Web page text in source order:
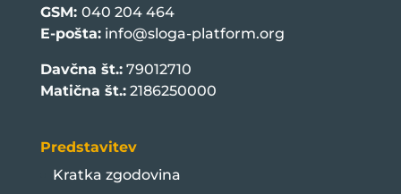
GSM: 040 204 464
E-pošta: info@sloga-platform.org
Davčna št.:79012710
Matična št.:2186250000
Predstavitev
Kratka zgodovina